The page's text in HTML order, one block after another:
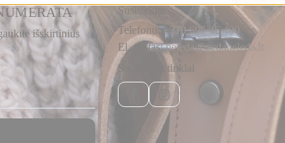
išskirtinius
Susisiekite
Telefonu:+370 696 46 400
El. paštas:peleda@gedapeleda.lt
Socialiniai tinklai
FacebookInstagram